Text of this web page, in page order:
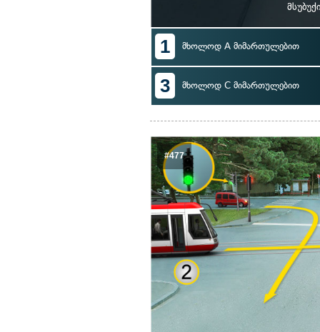
1 მხოლოდ A მიმართულებით
3 მხოლოდ C მიმართულებით
#477